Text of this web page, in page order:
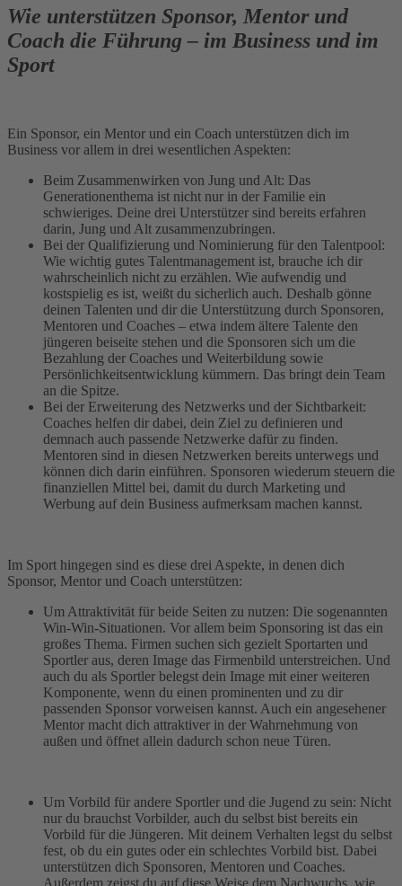
Wie unterstützen Sponsor, Mentor und
Coach die Führung – im Business und im
Sport
Ein Sponsor, ein Mentor und ein Coach unterstützen dich im
Business vor allem in drei wesentlichen Aspekten:
Beim Zusammenwirken von Jung und Alt: Das
Generationenthema ist nicht nur in der Familie ein
schwieriges. Deine drei Unterstützer sind bereits erfahren
darin, Jung und Alt zusammenzubringen.
Bei der Qualifizierung und Nominierung für den Talentpool:
Wie wichtig gutes Talentmanagement ist, brauche ich dir
wahrscheinlich nicht zu erzählen. Wie aufwendig und
kostspielig es ist, weißt du sicherlich auch. Deshalb gönne
deinen Talenten und dir die Unterstützung durch Sponsoren,
Mentoren und Coaches – etwa indem ältere Talente den
jüngeren beiseite stehen und die Sponsoren sich um die
Bezahlung der Coaches und Weiterbildung sowie
Persönlichkeitsentwicklung kümmern. Das bringt dein Team
an die Spitze.
Bei der Erweiterung des Netzwerks und der Sichtbarkeit:
Coaches helfen dir dabei, dein Ziel zu definieren und
demnach auch passende Netzwerke dafür zu finden.
Mentoren sind in diesen Netzwerken bereits unterwegs und
können dich darin einführen. Sponsoren wiederum steuern die
finanziellen Mittel bei, damit du durch Marketing und
Werbung auf dein Business aufmerksam machen kannst.
Im Sport hingegen sind es diese drei Aspekte, in denen dich
Sponsor, Mentor und Coach unterstützen:
Um Attraktivität für beide Seiten zu nutzen: Die sogenannten
Win-Win-Situationen. Vor allem beim Sponsoring ist das ein
großes Thema. Firmen suchen sich gezielt Sportarten und
Sportler aus, deren Image das Firmenbild unterstreichen. Und
auch du als Sportler belegst dein Image mit einer weiteren
Komponente, wenn du einen prominenten und zu dir
passenden Sponsor vorweisen kannst. Auch ein angesehener
Mentor macht dich attraktiver in der Wahrnehmung von
außen und öffnet allein dadurch schon neue Türen.
Um Vorbild für andere Sportler und die Jugend zu sein: Nicht
nur du brauchst Vorbilder, auch du selbst bist bereits ein
Vorbild für die Jüngeren. Mit deinem Verhalten legst du selbst
fest, ob du ein gutes oder ein schlechtes Vorbild bist. Dabei
unterstützen dich Sponsoren, Mentoren und Coaches.